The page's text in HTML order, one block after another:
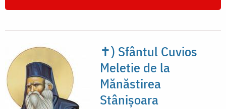
✝) Sfântul Cuvios
Meletie de la
Mănăstirea
Stânișoara